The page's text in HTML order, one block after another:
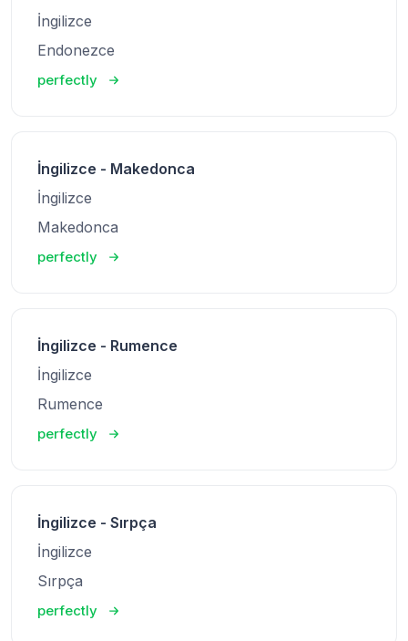
İngilizce
Endonezce
perfectly
İngilizce - Makedonca
İngilizce
Makedonca
perfectly
İngilizce - Rumence
İngilizce
Rumence
perfectly
İngilizce - Sırpça
İngilizce
Sırpça
perfectly